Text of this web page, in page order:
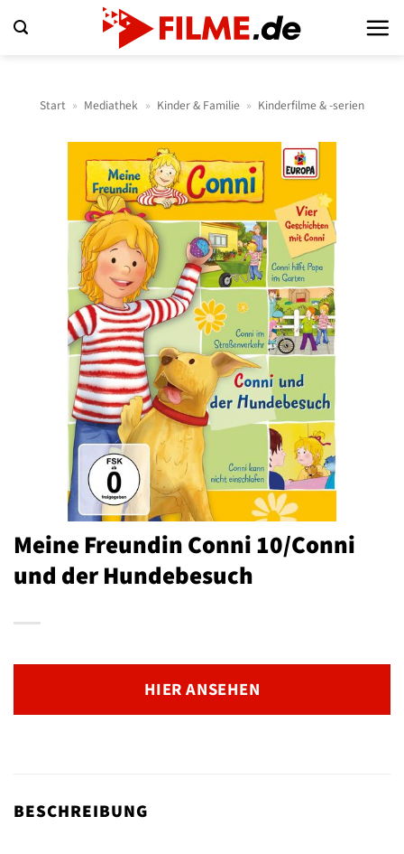
Inhalt
Start » Mediathek » Kinder & Familie » Kinderfilme & -serien
Meine Freundin Conni 10/Conni
und der Hundebesuch
HIER ANSEHEN
BESCHREIBUNG